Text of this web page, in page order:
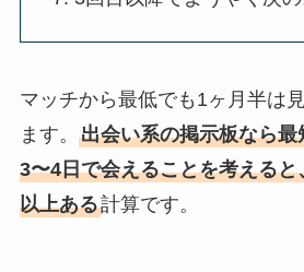
マッチから最低でも1ヶ月半は
ます。 出会い系の掲示板なら
3〜4日で会えることを考える
以上ある計算です。